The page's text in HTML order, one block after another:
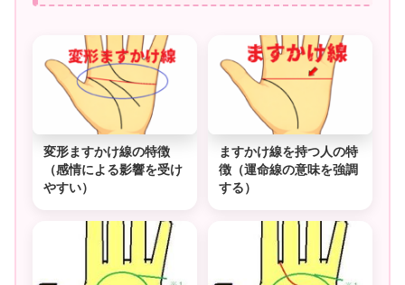
変形ますかけ線の特徴
（感情による影響を受け
やすい）
ますかけ線を持つ人の特
徴（運命線の意味を強調
する）